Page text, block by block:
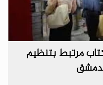
مرتبط بتنظيم